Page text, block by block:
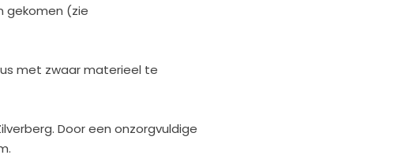
gekomen (zie
met zwaar materieel te
Door een onzorgvuldige